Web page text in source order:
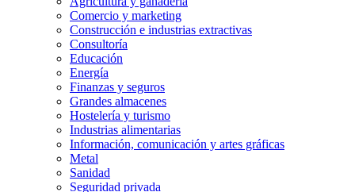
Comercio y marketing
Construcción e industrias extractivas
Consultoría
Educación
Energía
Finanzas y seguros
Grandes almacenes
Hostelería y turismo
Industrias alimentarias
Información, comunicación y artes gráficas
Metal
Sanidad
Seguridad privada